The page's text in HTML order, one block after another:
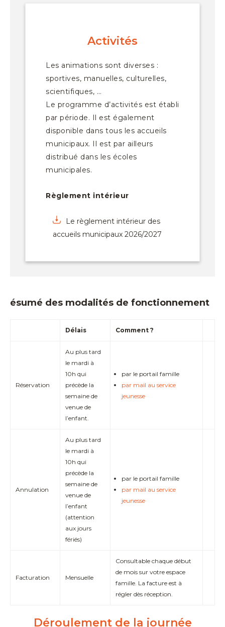
Activités
Les animations sont diverses :
sportives, manuelles, culturelles,
scientifiques, …
Le programme d’activités est établi
par période. Il est également
disponible dans tous les accueils
municipaux. Il est par ailleurs
distribué dans les écoles
municipales.
Règlement intérieur
Le règlement intérieur des
accueils municipaux 2026/2027
ésumé des modalités de fonctionnement
Délais Comment ?
Réservation
Au plus tard
le mardi à
10h qui
précède la
semaine de
venue de
l’enfant.
par le portail famille
par mail au service
jeunesse
Annulation
Au plus tard
le mardi à
10h qui
précède la
semaine de
venue de
l’enfant
(attention
aux jours
fériés)
par le portail famille
par mail au service
jeunesse
Facturation Mensuelle
Consultable chaque début
de mois sur votre espace
famille. La facture est à
régler dès réception.
Déroulement de la journée